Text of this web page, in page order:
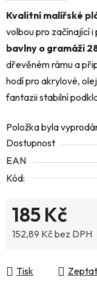
Kvalitní malířské
volbou pro začínající
bavlny o gramáži
dřevěném rámu a
hodí pro akrylové,
fantazii stabilní
Položka byla
Dostupnost
EAN
Kód:
185 Kč
152,89 Kč bez DPH
Tisk